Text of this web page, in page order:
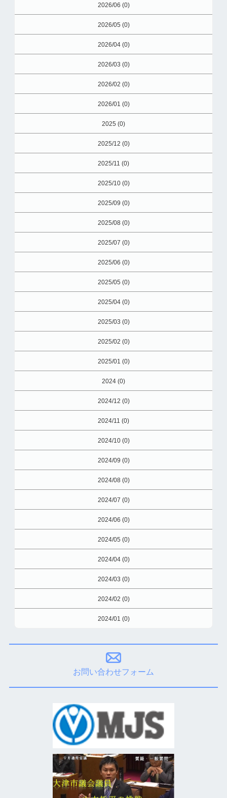
2026/06 (0)
2026/05 (0)
2026/04 (0)
2026/03 (0)
2026/02 (0)
2026/01 (0)
2025 (0)
2025/12 (0)
2025/11 (0)
2025/10 (0)
2025/09 (0)
2025/08 (0)
2025/07 (0)
2025/06 (0)
2025/05 (0)
2025/04 (0)
2025/03 (0)
2025/02 (0)
2025/01 (0)
2024 (0)
2024/12 (0)
2024/11 (0)
2024/10 (0)
2024/09 (0)
2024/08 (0)
2024/07 (0)
2024/06 (0)
2024/05 (0)
2024/04 (0)
2024/03 (0)
2024/02 (0)
2024/01 (0)
お問い合わせフォーム